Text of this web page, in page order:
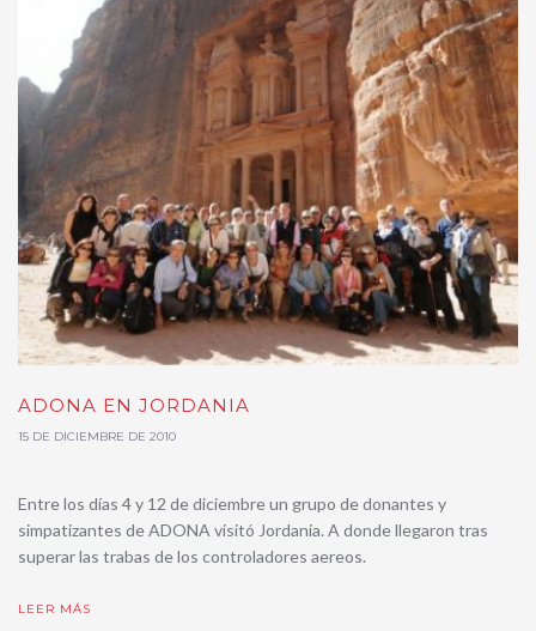
ADONA EN JORDANIA
15 DE DICIEMBRE DE 2010
Entre los días 4 y 12 de diciembre un grupo de donantes y
simpatizantes de ADONA visitó Jordania. A donde llegaron tras
superar las trabas de los controladores aereos.
LEER MÁS